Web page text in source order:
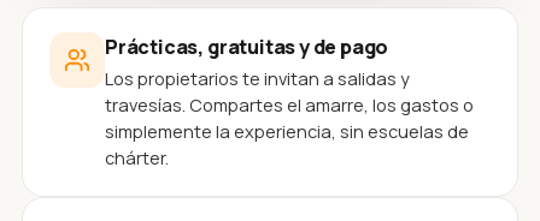
Prácticas, gratuitas y de pago
Los propietarios te invitan a salidas y
travesías. Compartes el amarre, los gastos o
simplemente la experiencia, sin escuelas de
chárter.